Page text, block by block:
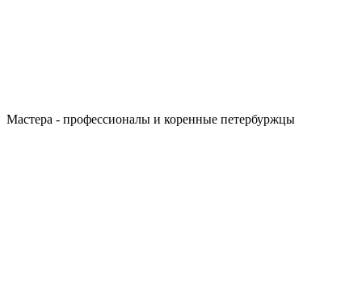
Мастера - профессионалы и коренные петербуржцы